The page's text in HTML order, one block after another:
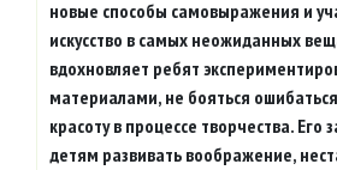
новые способы самовыражения и
искусство в самых неожиданных
вдохновляет ребят
материалами, не бояться
красоту в процессе творчества. Его
детям развивать воображение,